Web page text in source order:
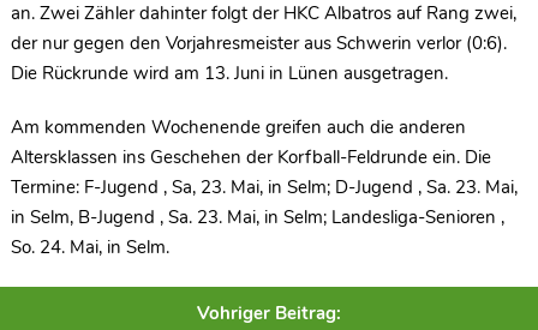
an. Zwei Zähler dahinter folgt der HKC Albatros auf Rang zwei,
der nur gegen den Vorjahresmeister aus Schwerin verlor (0:6).
Die Rückrunde wird am 13. Juni in Lünen ausgetragen.
Am kommenden Wochenende greifen auch die anderen
Altersklassen ins Geschehen der Korfball-Feldrunde ein. Die
Termine: F-Jugend , Sa, 23. Mai, in Selm; D-Jugend , Sa. 23. Mai,
in Selm, B-Jugend , Sa. 23. Mai, in Selm; Landesliga-Senioren ,
So. 24. Mai, in Selm.
Vohriger Beitrag: